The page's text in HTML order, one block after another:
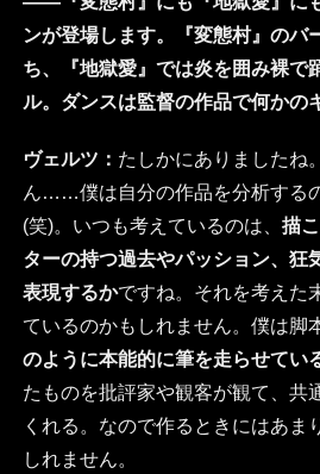
ンが登場します。『変態村』のバ
ち、『地獄愛』では炎を囲み裸で
ル。ダンスは監督の作品で何かの
ヴェルツ： たしかにありました
ん……僕は自分の作品を分析する
(笑)。いつも考えているのは、 描
ターの持つ過去やパッション、狂
表現するかですね。それを考えた
ているのかもしれません。僕は脚
のように本能的に筆を走らせてい
たものを批評家や観客が観て、共
くれる。なので作るときにはあま
しれません。